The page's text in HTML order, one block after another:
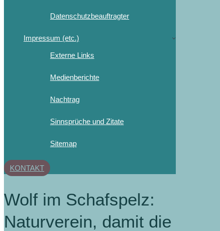
Datenschutzbeauftragter
Impressum (etc.)
Externe Links
Medienberichte
Nachtrag
Sinnsprüche und Zitate
Sitemap
KONTAKT
Wolf im Schafspelz:
Naturverein, damit die